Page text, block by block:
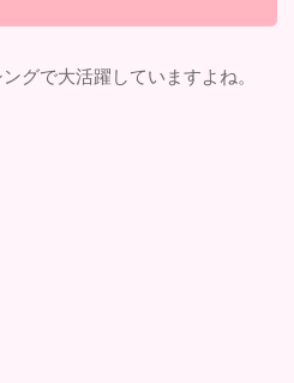
グで大活躍していますよね。